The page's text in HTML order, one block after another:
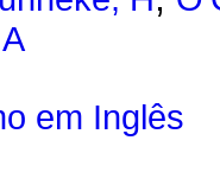
em Inglês